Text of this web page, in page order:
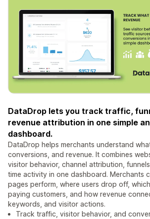
DataDrop lets you track traffic,
revenue attribution in one simple
dashboard.
DataDrop helps merchants understand
conversions, and revenue. It combines
visitor behavior, channel attribution,
time activity in one dashboard. Merchants
pages perform, where users drop off,
paying customers, and how revenue
keywords, and visitor actions.
Track traffic, visitor behavior, and